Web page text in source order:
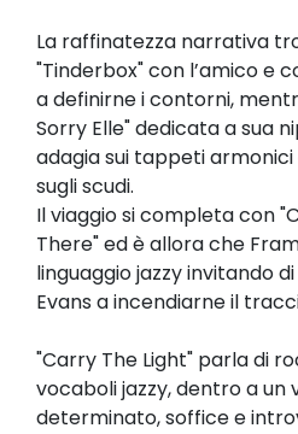
La raffinatezza narrativa
"Tinderbox" con l’amico e
a definirne i contorni,
Sorry Elle" dedicata a sua
adagia sui tappeti armonici
sugli scudi.
Il viaggio si completa con
There" ed è allora che
linguaggio jazzy invitando
Evans a incendiarne il
"Carry The Light" parla di
vocaboli jazzy, dentro a un
determinato, soffice e